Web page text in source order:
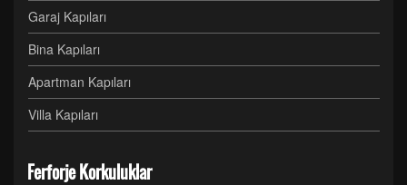
Garaj Kapıları
Bina Kapıları
Apartman Kapıları
Villa Kapıları
Ferforje Korkuluklar